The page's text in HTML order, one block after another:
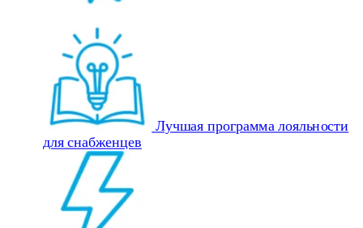
Лучшая программа лояльности
для снабженцев